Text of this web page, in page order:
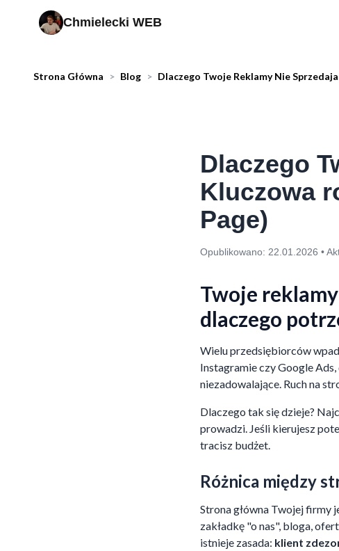
Chmielecki WEB
Strona Główna > Blog > Dlaczego Twoje Reklamy Nie
Dlaczego
Kluczowa
Page)
Opublikowano: 22.01.2026 •
Twoje
dlaczego
Wielu przedsiębiorców
Instagramie czy Google
niezadowalające. Ruch na
Dlaczego tak się dzieje?
prowadzi. Jeśli kierujesz
tracisz budżet.
Różnica między
Strona główna Twojej firmy
zakładkę "o nas", bloga,
istnieje zasada: klient